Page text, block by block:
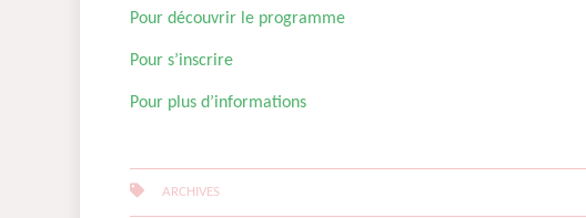
Pour découvrir le programme
Pour s’inscrire
Pour plus d’informations
ARCHIVES